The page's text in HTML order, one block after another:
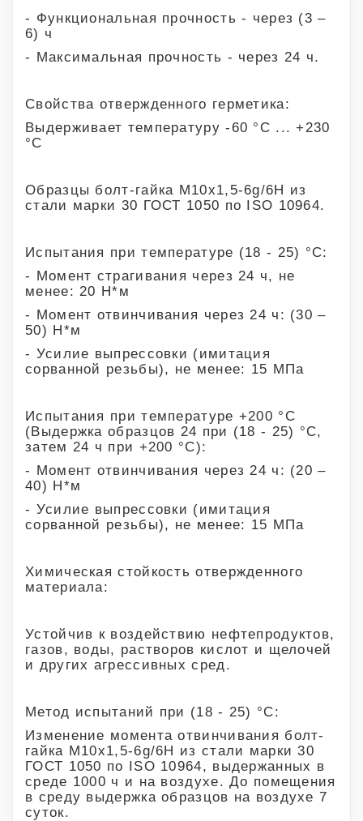
- Функциональная прочность - через (3 –
6) ч
- Максимальная прочность - через 24 ч.
Свойства отвержденного герметика:
Выдерживает температуру -60 °С ... +230
°С
Образцы болт-гайка М10х1,5-6g/6H из
стали марки 30 ГОСТ 1050 по ISO 10964.
Испытания при температуре (18 - 25) °С:
- Момент страгивания через 24 ч, не
менее: 20 Н*м
- Момент отвинчивания через 24 ч: (30 –
50) Н*м
- Усилие выпрессовки (имитация
сорванной резьбы), не менее: 15 МПа
Испытания при температуре +200 °С
(Выдержка образцов 24 при (18 - 25) °С,
затем 24 ч при +200 °С):
- Момент отвинчивания через 24 ч: (20 –
40) Н*м
- Усилие выпрессовки (имитация
сорванной резьбы), не менее: 15 МПа
Химическая стойкость отвержденного
материала:
Устойчив к воздействию нефтепродуктов,
газов, воды, растворов кислот и щелочей
и других агрессивных сред.
Метод испытаний при (18 - 25) °С:
Изменение момента отвинчивания болт-
гайка М10х1,5-6g/6H из стали марки 30
ГОСТ 1050 по ISO 10964, выдержанных в
среде 1000 ч и на воздухе. До помещения
в среду выдержка образцов на воздухе 7
суток.